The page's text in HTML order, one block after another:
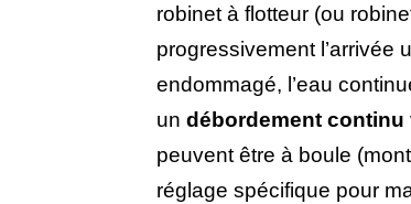
robinet à flotteur (ou
progressivement l’arrivée
endommagé, l’eau
un débordement continu
peuvent être à boule
réglage spécifique pour